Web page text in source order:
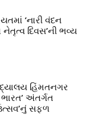
‘નારી વંદન
નેતૃત્વ દિવસ’ની ભવ્ય
હિંમતનગર
અંતર્ગત
સફળ